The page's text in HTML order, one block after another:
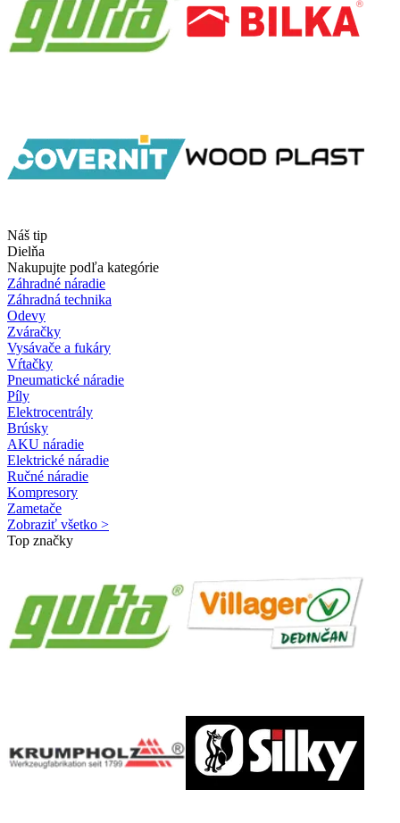
Náš tip
Dielňa
Nakupujte podľa kategórie
Záhradné náradie
Záhradná technika
Odevy
Zváračky
Vysávače a fukáry
Vŕtačky
Pneumatické náradie
Píly
Elektrocentrály
Brúsky
AKU náradie
Elektrické náradie
Ručné náradie
Kompresory
Zametače
Zobraziť všetko >
Top značky